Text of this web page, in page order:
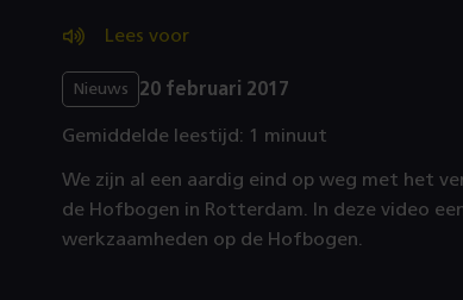
Lees voor
Nieuws 20 februari 2017
Gemiddelde leestijd: 1 minuut
We zijn al een aardig eind op weg met het
de Hofbogen in Rotterdam. In deze video
werkzaamheden op de Hofbogen.